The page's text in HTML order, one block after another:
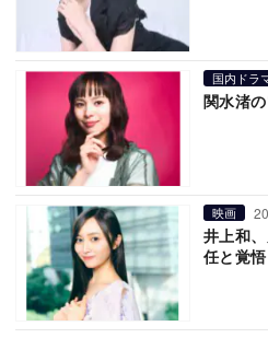
国内ドラ
関水渚
映画
井上和
任と覚悟